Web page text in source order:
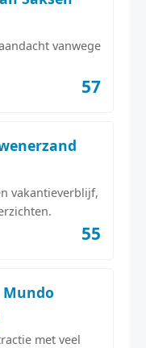
vanwege
57
vakantieverblijf,
55
met veel